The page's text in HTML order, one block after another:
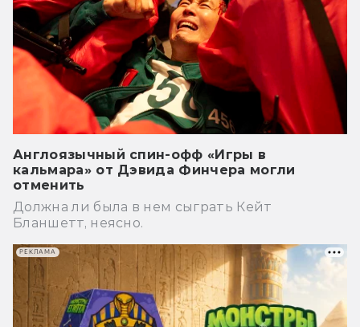
Англоязычный спин-офф «Игры в
кальмара» от Дэвида Финчера могли
отменить
Должна ли была в нем сыграть Кейт
Бланшетт, неясно.
РЕКЛАМА